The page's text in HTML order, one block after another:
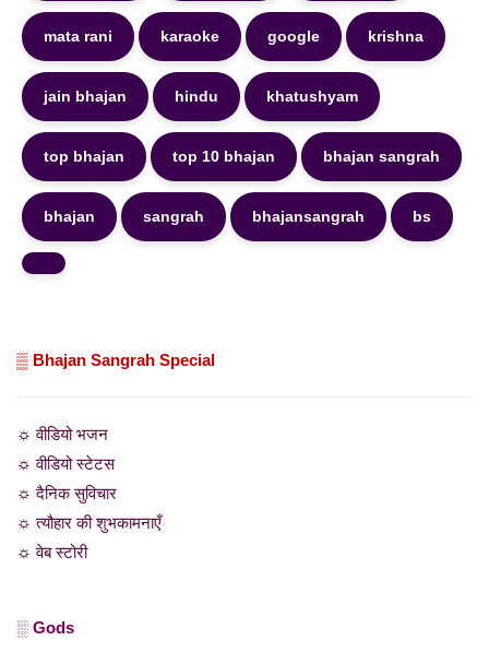
mata rani karaoke google krishna
jain bhajan hindu khatushyam
top bhajan top 10 bhajan bhajan sangrah
bhajan sangrah bhajansangrah bs
▒ Bhajan Sangrah Special
☼ वीडियो भजन
☼ वीडियो स्टेटस
☼ दैनिक सुविचार
☼ त्यौहार की शुभकामनाएँ
☼ वेब स्टोरी
░ Gods